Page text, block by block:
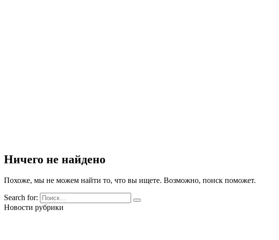
Ничего не найдено
Похоже, мы не можем найти то, что вы ищете. Возможно, поиск поможет.
Search for:
Новости рубрики